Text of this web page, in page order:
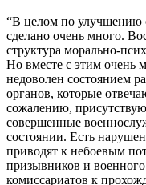
“В целом по улучшению
сделано очень много.
структура морально-
Но вместе с этим очень
недоволен состоянием
органов, которые
сожалению,
совершенные
состоянии. Есть
приводят к небоевым
призывников и
комиссариатов к